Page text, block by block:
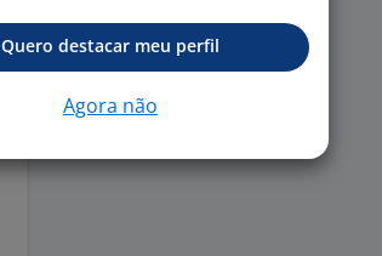
Quero destacar meu perfil
Agora não